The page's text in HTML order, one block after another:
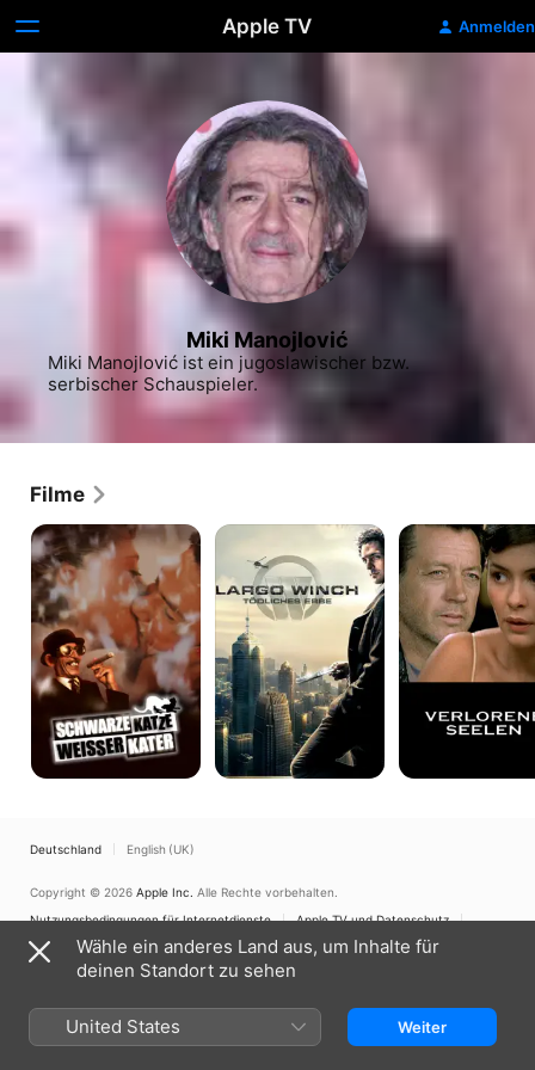
Apple TV Anmelden
Miki Manojlović
Miki Manojlović ist ein jugoslawischer bzw.
serbischer Schauspieler.
Filme
Schwarze
Katze,
weißer
Kater
Largo
Tödliches
Erbe
Verlorene
Seelen
Deutschland English (UK)
Copyright © 2026 Apple Inc. Alle Rechte vorbehalten.
Nutzungsbedingungen für Internetdienste
Apple TV und Datenschutz
Cookie-Richtlinie
Support
Wähle ein anderes Land aus, um Inhalte für
deinen Standort zu sehen
United States Weiter